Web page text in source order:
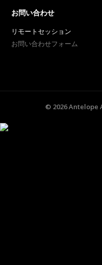
お問い合わせ
リモートセッション
お問い合わせフォーム
© 2026Antelope